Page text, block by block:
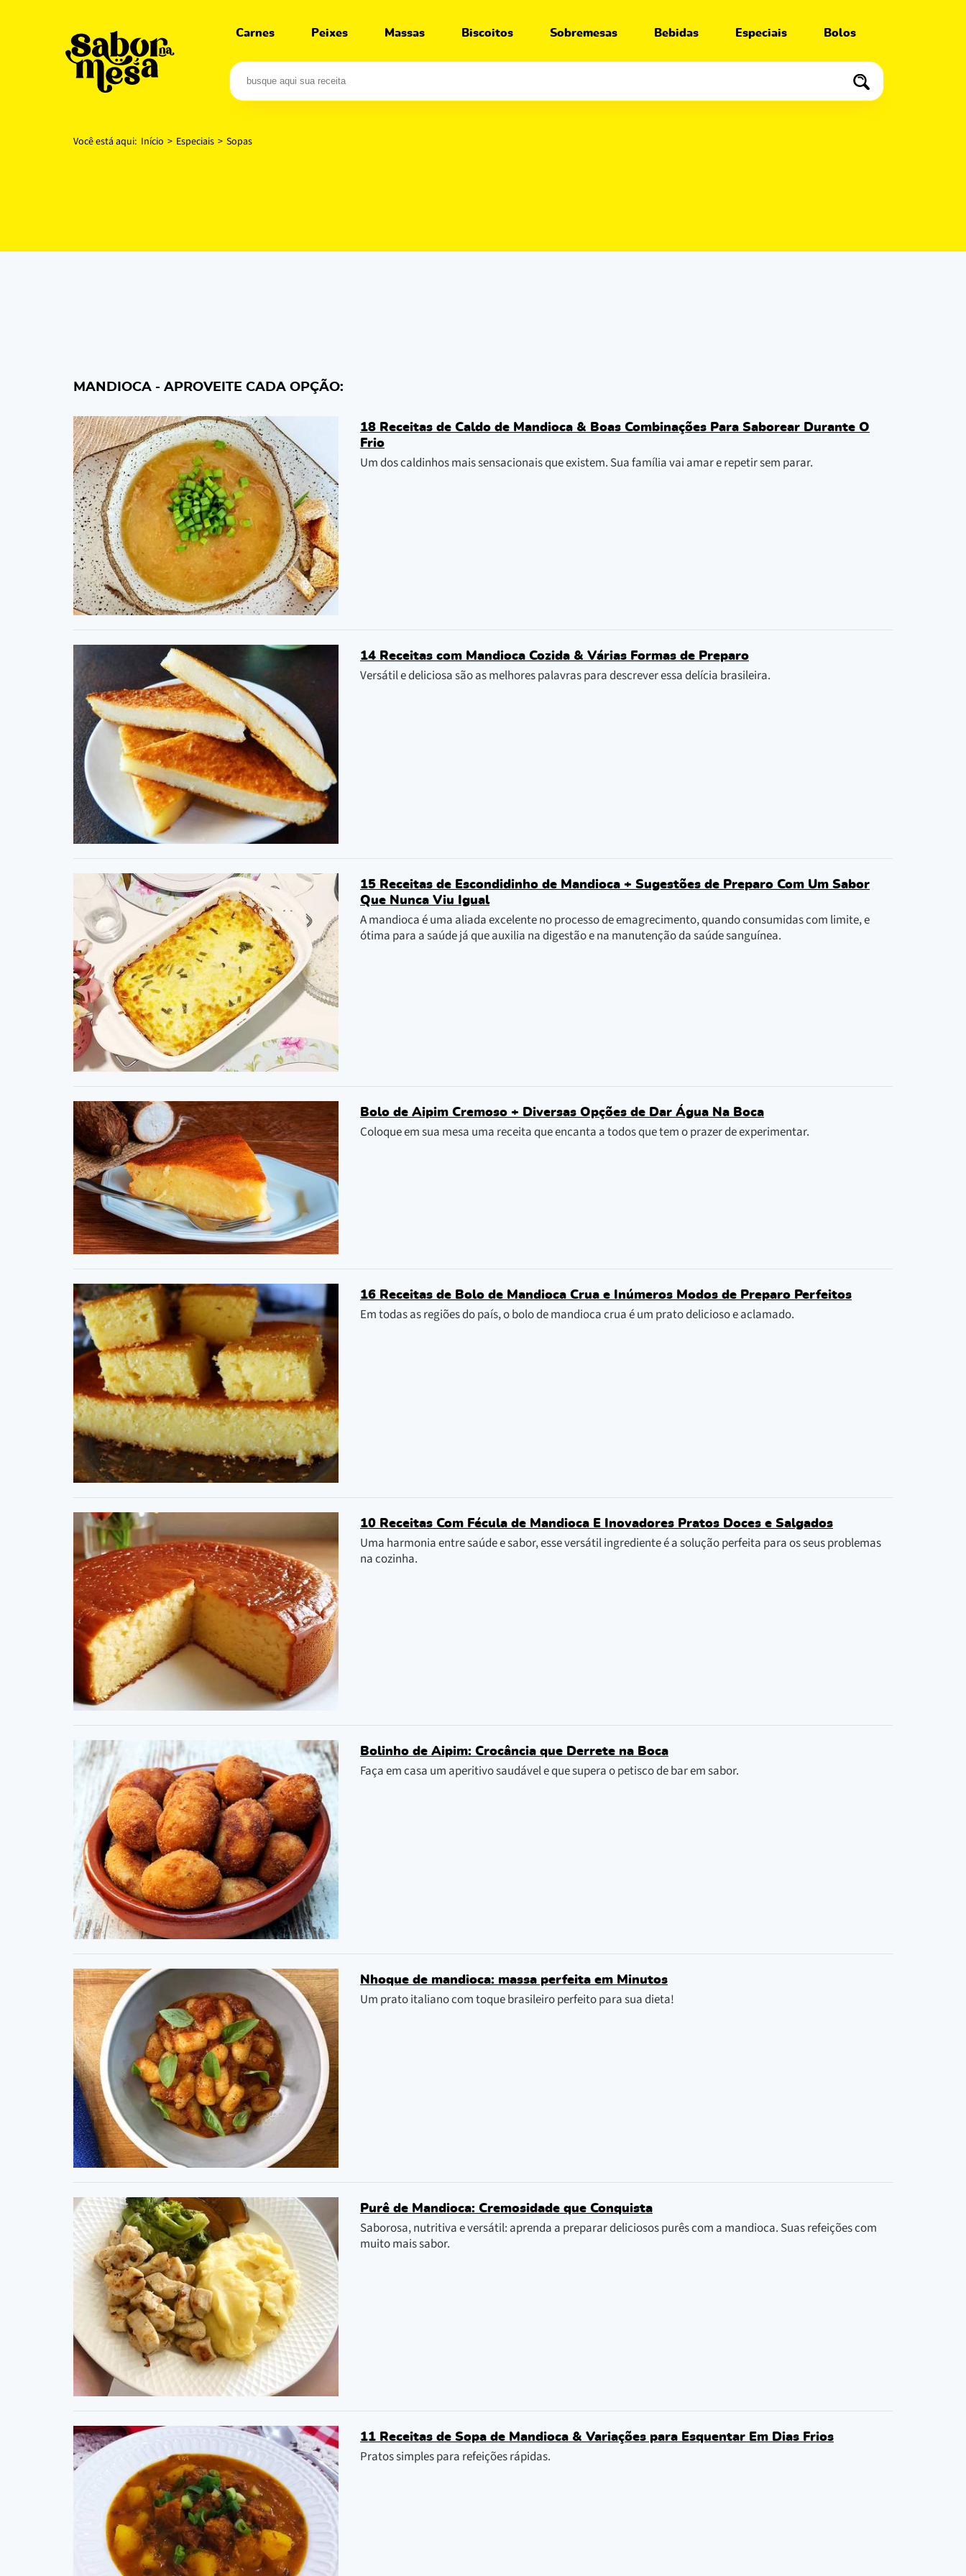
Carnes Peixes Massas Biscoitos Sobremesas Bebidas Especiais Bolos
Você está aqui: Início > Especiais > Sopas
MANDIOCA - APROVEITE CADA OPÇÃO:
18 Receitas de Caldo de Mandioca & Boas Combinações Para Saborear Durante O
Frio
Um dos caldinhos mais sensacionais que existem. Sua família vai amar e repetir sem parar.
14 Receitas com Mandioca Cozida & Várias Formas de Preparo
Versátil e deliciosa são as melhores palavras para descrever essa delícia brasileira.
15 Receitas de Escondidinho de Mandioca + Sugestões de Preparo Com Um Sabor
Que Nunca Viu Igual
A mandioca é uma aliada excelente no processo de emagrecimento, quando consumidas com limite, e
ótima para a saúde já que auxilia na digestão e na manutenção da saúde sanguínea.
Bolo de Aipim Cremoso + Diversas Opções de Dar Água Na Boca
Coloque em sua mesa uma receita que encanta a todos que tem o prazer de experimentar.
16 Receitas de Bolo de Mandioca Crua e Inúmeros Modos de Preparo Perfeitos
Em todas as regiões do país, o bolo de mandioca crua é um prato delicioso e aclamado.
10 Receitas Com Fécula de Mandioca E Inovadores Pratos Doces e Salgados
Uma harmonia entre saúde e sabor, esse versátil ingrediente é a solução perfeita para os seus problemas
na cozinha.
Bolinho de Aipim: Crocância que Derrete na Boca
Faça em casa um aperitivo saudável e que supera o petisco de bar em sabor.
Nhoque de mandioca: massa perfeita em Minutos
Um prato italiano com toque brasileiro perfeito para sua dieta!
Purê de Mandioca: Cremosidade que Conquista
Saborosa, nutritiva e versátil: aprenda a preparar deliciosos purês com a mandioca. Suas refeições com
muito mais sabor.
11 Receitas de Sopa de Mandioca & Variações para Esquentar Em Dias Frios
Pratos simples para refeições rápidas.